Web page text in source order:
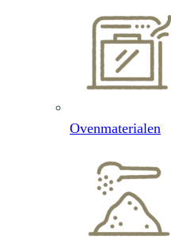
Ovenmaterialen